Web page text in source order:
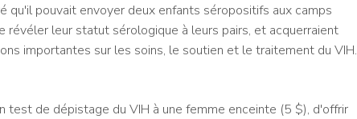
qu'il pouvait envoyer deux enfants séropositifs aux camps
révéler leur statut sérologique à leurs pairs, et acquerraient
importantes sur les soins, le soutien et le traitement du VIH.
test de dépistage du VIH à une femme enceinte (5 $), d'offrir